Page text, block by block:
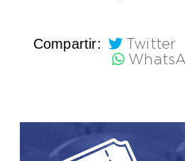
Compartir: Twitter